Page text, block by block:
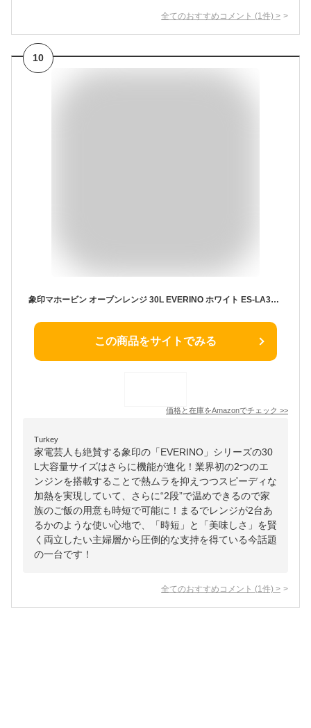
全てのおすすめコメント (1 件) >
10
象印マホービン オーブンレンジ 30L EVERINO ホワイト ES-LA30-WA
この商品をサイトでみる
価格と在庫をAmazonでチェック >>
Turkey
家電芸人も絶賛する象印の「EVERINO」シリーズの30
L大容量サイズはさらに機能が進化！業界初の2つのエ
ンジンを搭載することで熱ムラを抑えつつスピーディな
加熱を実現していて、さらに“2段”で温めできるので家
族のご飯の用意も時短で可能に！まるでレンジが2台あ
るかのような使い心地で、「時短」と「美味しさ」を賢
く両立したい主婦層から圧倒的な支持を得ている今話題
の一台です！
全てのおすすめコメント (1 件) >